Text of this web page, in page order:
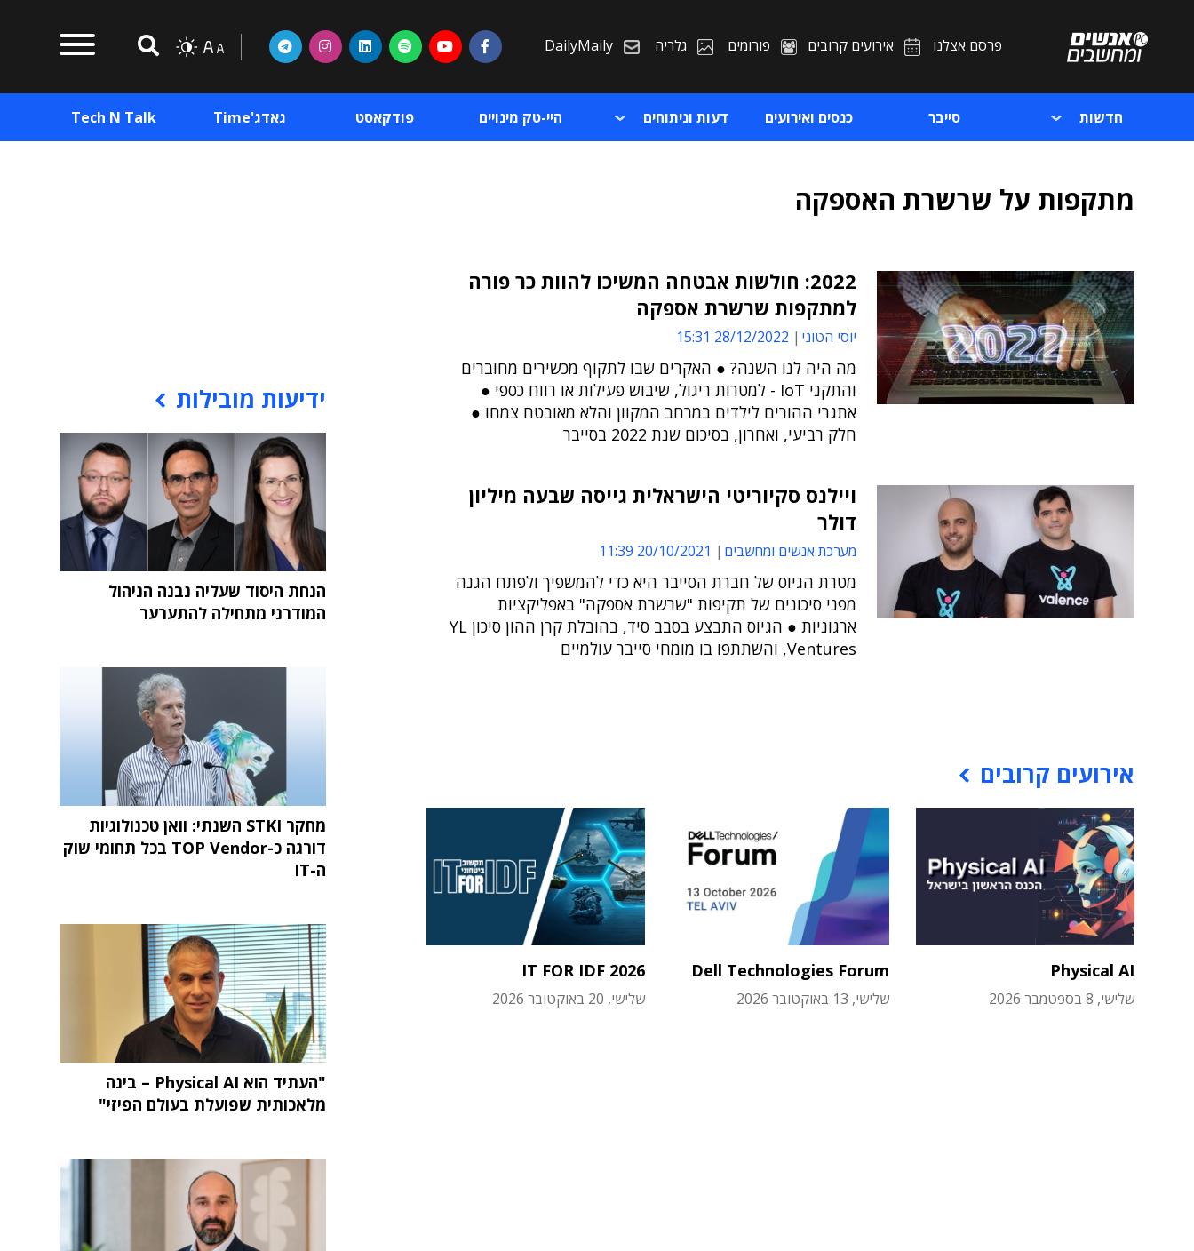
פרסם אצלנו אירועים קרובים פורומים גלריה DailyMaily
חדשות סייבר כנסים ואירועים דעות וניתוחים היי-טק מינויים פודקאסט גאדג'Time Tech N Talk
מתקפות על שרשרת האספקה
2022: חולשות אבטחה המשיכו להוות כר פורה
למתקפות שרשרת אספקה
יוסי הטוני 28/12/2022 15:31
מה היה לנו השנה? ● האקרים שבו לתקוף מכשירים מחוברים
והתקני IoT - למטרות ריגול, שיבוש פעילות או רווח כספי ●
אתגרי ההורים לילדים במרחב המקוון והלא מאובטח צמחו ●
חלק רביעי, ואחרון, בסיכום שנת 2022 בסייבר
ויילנס סקיוריטי הישראלית גייסה שבעה מיליון
דולר
מערכת אנשים ומחשבים 20/10/2021 11:39
מטרת הגיוס של חברת הסייבר היא כדי להמשפיך ולפתח הגנה
מפני סיכונים של תקיפות "שרשרת אספקה" באפליקציות
ארגוניות ● הגיוס התבצע בסבב סיד, בהובלת קרן ההון סיכון YL
Ventures, והשתתפו בו מומחי סייבר עולמיים
אירועים קרובים
Physical AI
שלישי, 8 בספטמבר 2026
Dell Technologies Forum
שלישי, 13 באוקטובר 2026
IT FOR IDF 2026
שלישי, 20 באוקטובר 2026
ידיעות מובילות
הנחת היסוד שעליה נבנה הניהול
המודרני מתחילה להתערער
מחקר STKI השנתי: וואן טכנולוגיות
דורגה כ-TOP Vendor בכל תחומי שוק
ה-IT
"העתיד הוא Physical AI – בינה
מלאכותית שפועלת בעולם הפיזי"